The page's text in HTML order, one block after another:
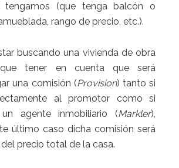
tengamos (que tenga balcón o
rango de precio, etc.).
buscando una vivienda de obra
tener en cuenta que será
una comisión (Provision) tanto si
al promotor como si
agente inmobiliario (Markler),
último caso dicha comisión será
precio total de la casa.